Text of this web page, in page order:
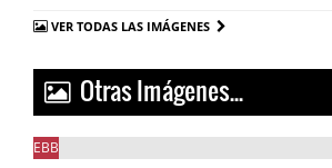
VER TODAS LAS IMÁGENES
Otras Imágenes...
EBB